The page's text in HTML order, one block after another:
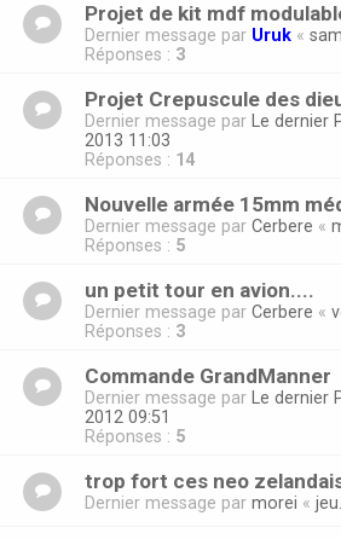
Projet de kit mdf
Dernier message par Uruk «
Réponses : 3
Projet Crepuscule des
Dernier message par Le dernier
2013 11:03
Réponses : 14
Nouvelle armée 15mm
Dernier message par Cerbere «
Réponses : 5
un petit tour en avion....
Dernier message par Cerbere «
Réponses : 3
Commande GrandManner
Dernier message par Le dernier
2012 09:51
Réponses : 5
trop fort ces neo
Dernier message par morei «